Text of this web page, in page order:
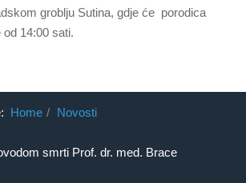
groblju Sutina, gdje će porodica
14:00 sati.
Home Novosti
smrti Prof. dr. med. Brace